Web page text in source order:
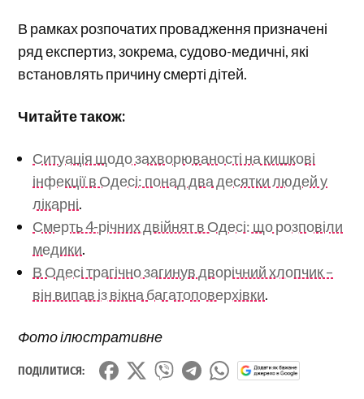
В рамках розпочатих провадження призначені
ряд експертиз, зокрема, судово-медичні, які
встановлять причину смерті дітей.
Читайте також:
Ситуація щодо захворюваності на кишкові
інфекції в Одесі: понад два десятки людей у
лікарні.
Смерть 4-річних двійнят в Одесі: що розповіли
медики.
В Одесі трагічно загинув дворічний хлопчик –
він випав із вікна багатоповерхівки.
Фото ілюстративне
ПОДІЛИТИСЯ: